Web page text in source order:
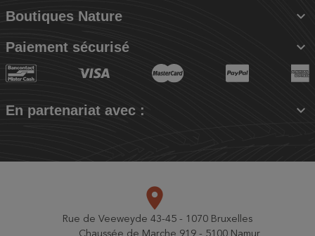
Boutiques Nature 
Paiement sécurisé 
En partenariat avec : 
place
Rue de Veeweyde 43-45 - 1070 Bruxelles
Chaussée de Marche 919 - 5100 Namur